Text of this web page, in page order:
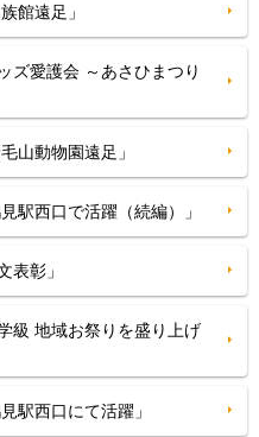
館遠足」
ズ愛護会 ～あさひまつり
山動物園遠足」
駅西口で活躍（続編）」
表彰」
級 地域お祭りを盛り上げ
駅西口にて活躍」